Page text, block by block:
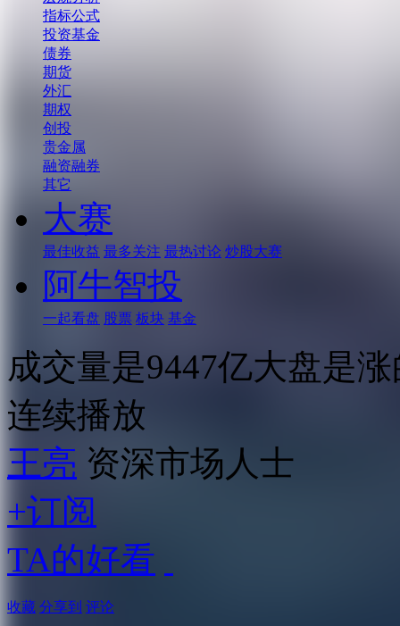
指标公式
投资基金
债券
期货
外汇
期权
创投
贵金属
融资融券
其它
大赛
最佳收益 最多关注 最热讨论 炒股大赛
阿牛智投
一起看盘 股票 板块 基金
成交量是9447亿大盘是
连续播放
王亮 资深市场人士
+订阅
TA的好看
收藏 分享到 评论